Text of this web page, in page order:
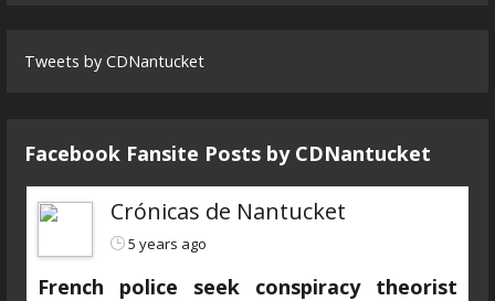
Tweets by CDNantucket
Facebook Fansite Posts by ‎CDNantucket
Crónicas de Nantucket
5 years ago
French police seek conspiracy theorist